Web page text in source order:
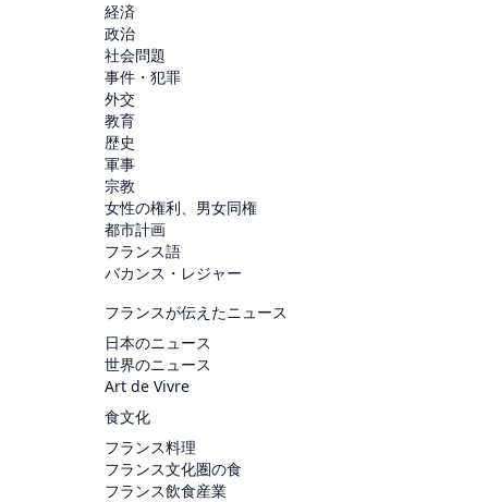
経済
政治
社会問題
事件・犯罪
外交
教育
歴史
軍事
宗教
女性の権利、男女同権
都市計画
フランス語
バカンス・レジャー
フランスが伝えたニュース
日本のニュース
世界のニュース
Art de Vivre
食文化
フランス料理
フランス文化圏の食
フランス飲食産業